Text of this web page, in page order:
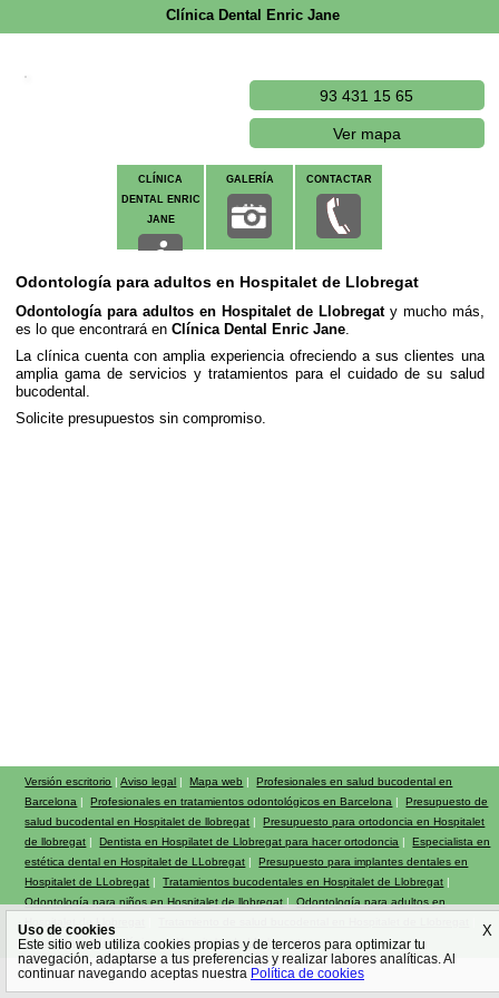
Clínica Dental Enric Jane
93 431 15 65
Ver mapa
CLÍNICA
DENTAL ENRIC
JANE
GALERÍA CONTACTAR
Odontología para adultos en Hospitalet de Llobregat
Odontología para adultos en Hospitalet de Llobregaty mucho más,
es lo que encontrará enClínica Dental Enric Jane.
La clínica cuenta con amplia experiencia ofreciendo a sus clientes una
amplia gama de servicios y tratamientos para el cuidado de su salud
bucodental.
Solicite presupuestos sin compromiso.
Versión escritorio |Aviso legal |Mapa web |Profesionales en salud bucodental en
Barcelona |Profesionales en tratamientos odontológicos en Barcelona |Presupuesto de
salud bucodental en Hospitalet de llobregat |Presupuesto para ortodoncia en Hospitalet
de llobregat |Dentista en Hospilatet de Llobregat para hacer ortodoncia |Especialista en
estética dental en Hospitalet de LLobregat |Presupuesto para implantes dentales en
Hospitalet de LLobregat |Tratamientos bucodentales en Hospitalet de Llobregat |
Odontología para niños en Hospitalet de llobregat |Odontología para adultos en
Tratamiento odontológico en Hospitalet de LLobregat
X
Uso de cookies
Este sitio web utiliza cookies propias y de terceros para optimizar tu
navegación, adaptarse a tus preferencias y realizar labores analíticas. Al
continuar navegando aceptas nuestra Política de cookies